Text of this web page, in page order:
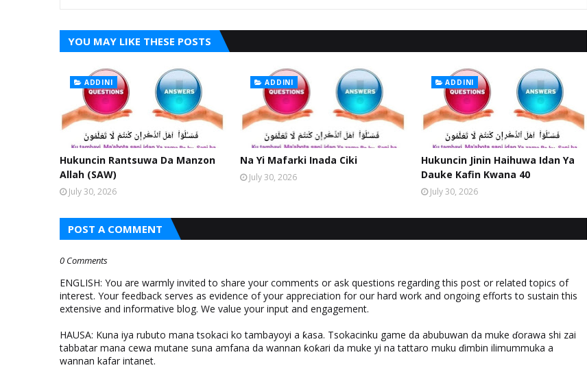
YOU MAY LIKE THESE POSTS
ADDINI
Hukuncin Rantsuwa Da Manzon
Allah (SAW)
July 30, 2026
ADDINI
Na Yi Mafarki Inada Ciki
July 30, 2026
ADDINI
Hukuncin Jinin Haihuwa Idan Ya
Dauke Kafin Kwana 40
July 30, 2026
POST A COMMENT
0 Comments
ENGLISH: You are warmly invited to share your comments or ask questions regarding this post or related topics of
interest. Your feedback serves as evidence of your appreciation for our hard work and ongoing efforts to sustain this
extensive and informative blog. We value your input and engagement.
HAUSA: Kuna iya rubuto mana tsokaci ko tambayoyi a ƙasa. Tsokacinku game da abubuwan da muke ɗorawa shi zai
tabbatar mana cewa mutane suna amfana da wannan ƙoƙari da muke yi na tattaro muku ɗimbin ilimummuka a
wannan kafar intanet.